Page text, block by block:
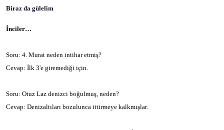
Biraz da gülelim
İnciler…
Soru: 4. Murat neden intihar etmiş?
Cevap: İlk 3'e giremediği için.
Soru: Otuz Laz denizci boğulmuş, neden?
Cevap: Denizaltıları bozulunca ittirmeye kalkmışlar.